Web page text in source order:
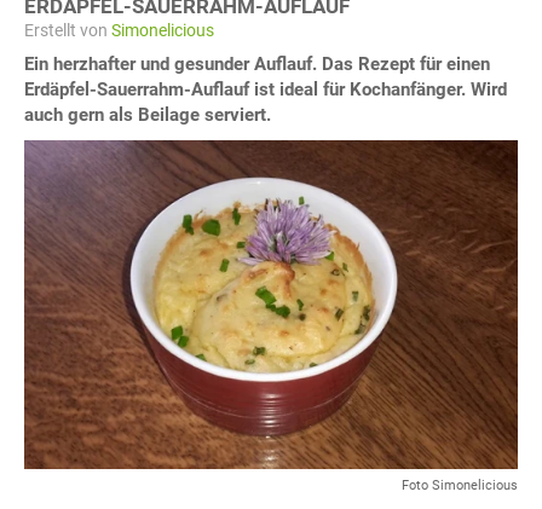
ERDÄPFEL-SAUERRAHM-AUFLAUF
Erstellt von Simonelicious
Ein herzhafter und gesunder Auflauf. Das Rezept für einen
Erdäpfel-Sauerrahm-Auflauf ist ideal für Kochanfänger. Wird
auch gern als Beilage serviert.
Foto Simonelicious